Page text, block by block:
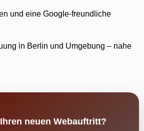
und eine Google-freundliche
in Berlin und Umgebung – nahe
neuen Webauftritt?